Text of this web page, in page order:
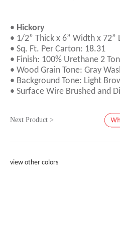
• Hickory
• 1/2” Thick x 6” Width x 72”
• Sq. Ft. Per Carton: 18.31
• Finish: 100% Urethane 2
• Wood Grain Tone: Gray
• Background Tone: Light
• Surface Wire Brushed and
Next Product >
view other colors